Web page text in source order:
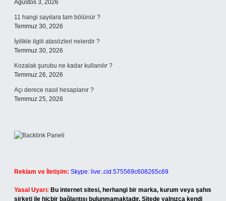
Ağustos 3, 2026
11 hangi sayılara tam bölünür ?
Temmuz 30, 2026
İyilikle ilgili atasözleri nelerdir ?
Temmuz 30, 2026
Kozalak şurubu ne kadar kullanılır ?
Temmuz 26, 2026
Açı derece nasıl hesaplanır ?
Temmuz 25, 2026
Reklam ve İletişim: Skype: live:.cid.575569c608265c69
Yasal Uyarı: Bu internet sitesi, herhangi bir marka, kurum veya şahıs
şirketi ile hiçbir bağlantısı bulunmamaktadır. Sitede yalnızca kendi